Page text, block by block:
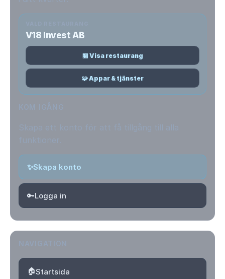
V18 Invest AB
🏪 Visa restaurang
🧩 Appar & tjänster
✨Skapa konto
🔑Logga in
🏠Startsida